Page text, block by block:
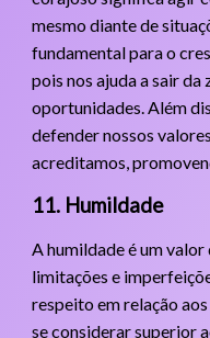
mesmo diante de
fundamental para o
pois nos ajuda a sair
oportunidades. Além
defender nossos
acreditamos,
11. Humildade
A humildade é um valor
limitações e
respeito em relação
se considerar superior